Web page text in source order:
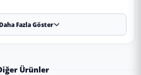
ve Avantajları
ve sonrası tüm model yıllarına
ve paket farklılık (Makyajlı/Makyajsız)
Daha Fazla Göster
Ürünler